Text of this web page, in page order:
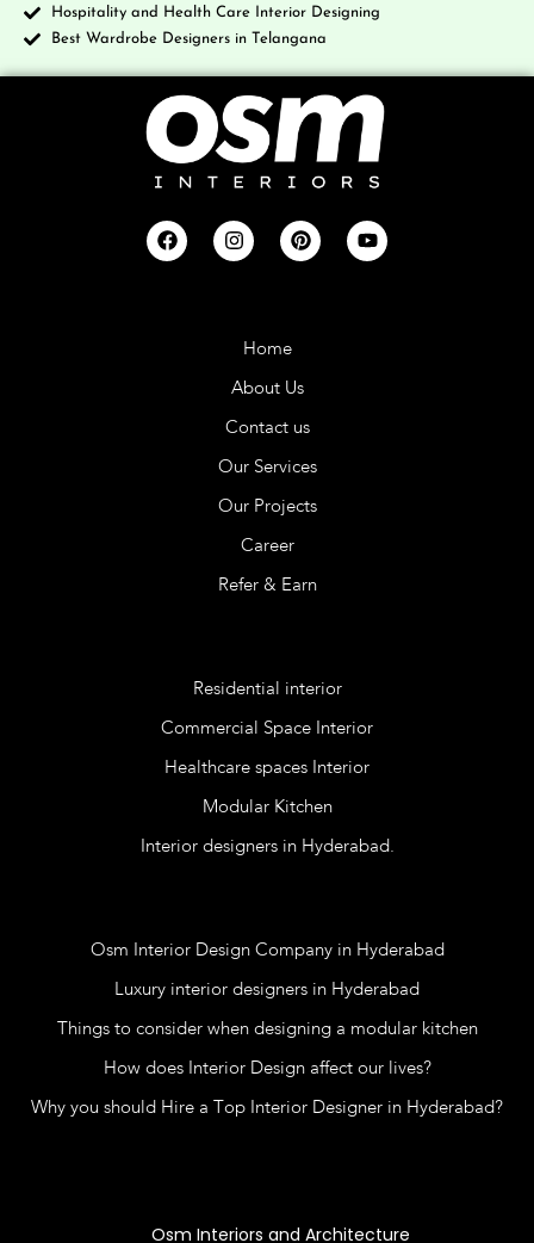
Hospitality and Health Care Interior Designing
Best Wardrobe Designers in Telangana
Home
About Us
Contact us
Our Services
Our Projects
Career
Refer & Earn
Residential interior
Commercial Space Interior
Healthcare spaces Interior
Modular Kitchen
Interior designers in Hyderabad.
Osm Interior Design Company in Hyderabad
Luxury interior designers in Hyderabad
Things to consider when designing a modular kitchen
How does Interior Design affect our lives?
Why you should Hire a Top Interior Designer in Hyderabad?
Osm Interiors and Architecture